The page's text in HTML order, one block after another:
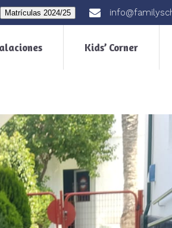
Matrículas 2024/25
Kids’ Corner